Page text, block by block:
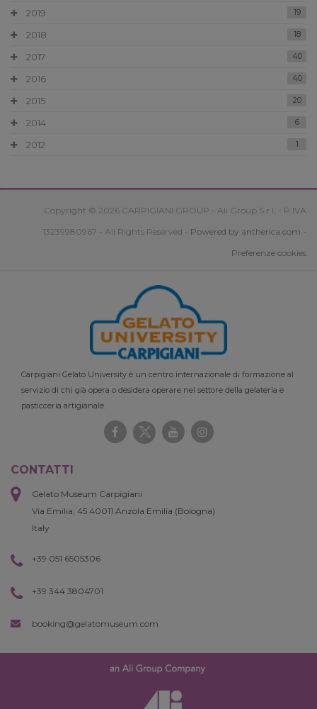
2019 19
2018 18
2017 40
2016 40
2015 20
2014 6
2012 1
Copyright © 2026 CARPIGIANI GROUP - Ali Group S.r.l. - P.IVA
13239980967 - All Rights Reserved - Powered by antherica.com -
Preferenze cookies
Carpigiani Gelato University è un centro internazionale di formazione al
servizio di chi già opera o desidera operare nel settore della gelateria e
pasticceria artigianale.
CONTATTI
Gelato Museum Carpigiani
Via Emilia, 45 40011 Anzola Emilia (Bologna)
Italy
+39 051 6505306
+39 344 3804701
booking@gelatomuseum.com